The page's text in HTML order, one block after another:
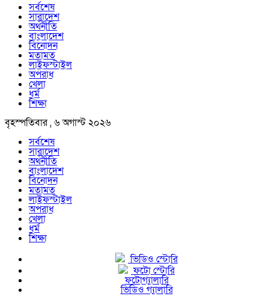
সর্বশেষ
সারাদেশ
অর্থনীতি
বাংলাদেশ
বিনোদন
মতামত
লাইফস্টাইল
অপরাধ
খেলা
ধর্ম
শিক্ষা
বৃহস্পতিবার , ৬ অগাস্ট ২০২৬
সর্বশেষ
সারাদেশ
অর্থনীতি
বাংলাদেশ
বিনোদন
মতামত
লাইফস্টাইল
অপরাধ
খেলা
ধর্ম
শিক্ষা
ভিডিও স্টোরি
ফটো স্টোরি
ফটোগ্যালারি
ভিডিও গ্যালারি